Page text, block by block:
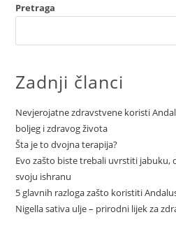
Pretraga
Zadnji članci
Nevjerojatne zdravstvene koristi
boljeg i zdravog života
Šta je to dvojna terapija?
Evo zašto biste trebali uvrstiti jabuku,
svoju ishranu
5 glavnih razloga zašto koristiti
Nigella sativa ulje – prirodni lijek za